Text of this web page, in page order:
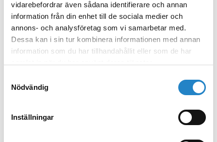
vidarebefordrar även sådana identifierare och annan
information från din enhet till de sociala medier och
annons- och analysföretag som vi samarbetar med.
Dessa kan i sin tur kombinera informationen med annan
information som du har tillhandahållit eller som de har
Nödvändig
Inställningar